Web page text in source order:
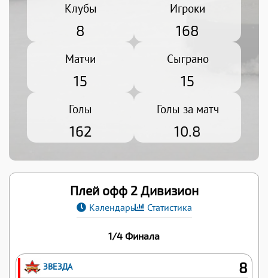
Клубы
8
Игроки
168
Матчи
15
Сыграно
15
Голы
162
Голы за матч
10.8
Плей офф 2 Дивизион
Календарь Статистика
1/4 Финала
ЗВЕЗДА 8